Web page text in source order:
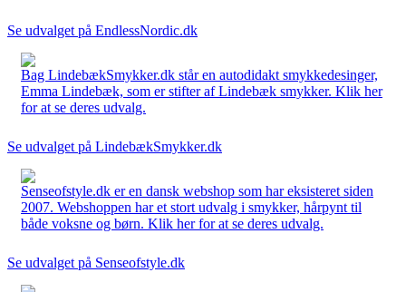
Se udvalget på EndlessNordic.dk
Bag LindebækSmykker.dk står en autodidakt smykkedesinger,
Emma Lindebæk, som er stifter af Lindebæk smykker. Klik her
for at se deres udvalg.
Se udvalget på LindebækSmykker.dk
Senseofstyle.dk er en dansk webshop som har eksisteret siden
2007. Webshoppen har et stort udvalg i smykker, hårpynt til
både voksne og børn. Klik her for at se deres udvalg.
Se udvalget på Senseofstyle.dk